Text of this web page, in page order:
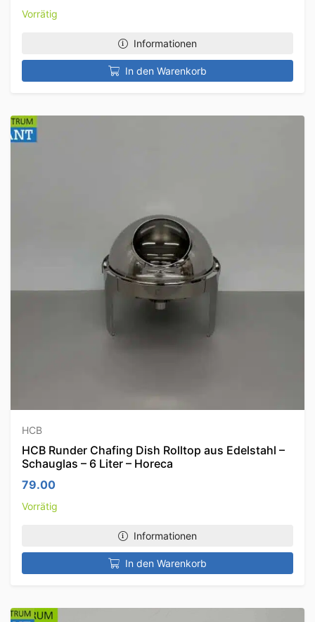
Vorrätig
Informationen
In den Warenkorb
HCB
HCB Runder Chafing Dish Rolltop aus Edelstahl –
Schauglas – 6 Liter – Horeca
79.00
Vorrätig
Informationen
In den Warenkorb